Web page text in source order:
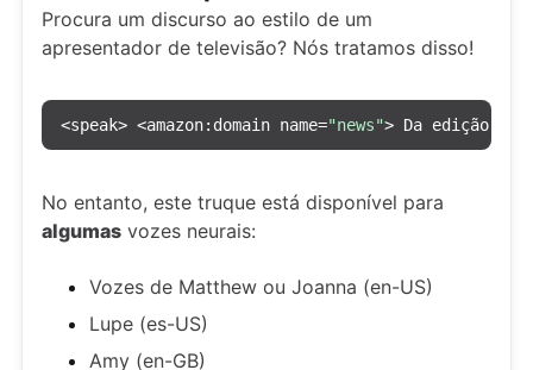
Procura um discurso ao estilo de um
apresentador de televisão? Nós tratamos disso!
<speak> <amazon:domain name="news"> Da edição
No entanto, este truque está disponível para
algumas vozes neurais:
Vozes de Matthew ou Joanna (en-US)
Lupe (es-US)
Amy (en-GB)